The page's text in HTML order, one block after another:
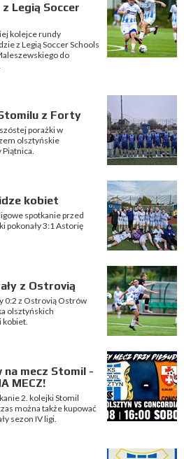
Legią Soccer
kolejce rundy
z Legią Soccer Schools
do
z Forty
porażki w
olsztyńskie
Piątnica.
kobiet
spotkanie przed
pokonały 3:1 Astorię
z Ostrovią
0:2 z Ostrovią Ostrów
olsztyńskich
kobiet.
mecz Stomil -
MECZ!
2. kolejki Stomil
można także kupować
sezon IV ligi.